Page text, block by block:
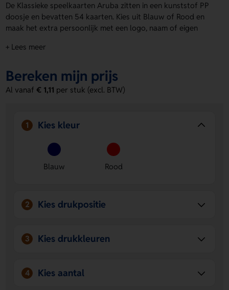
De Klassieke speelkaarten Aruba zitten in een kunststof PP
doosje en bevatten 54 kaarten. Kies uit Blauw of Rood en
maak het extra persoonlijk met een logo, naam of eigen
doming. Handig voor thuis, op reis of als relatiegeschenk.
vraag een prijs op.
Voordelen van de Klassieke
Persoonlijk te maken
- Laat een logo, naam of eigen
ontwerp aanbrengen voor een unieke uitstraling.
Handig en stevig verpakt- Het kunststof PP doosje
houdt de kaarten netjes bij elkaar en makkelijk mee te
nemen.
+ Lees meer
Bereken mijn prijs
Al vanaf€ 1,11 per stuk (excl. BTW)
1 Kies kleur
Blauw Rood
2 Kies drukpositie
3 Kies drukkleuren
4 Kies aantal